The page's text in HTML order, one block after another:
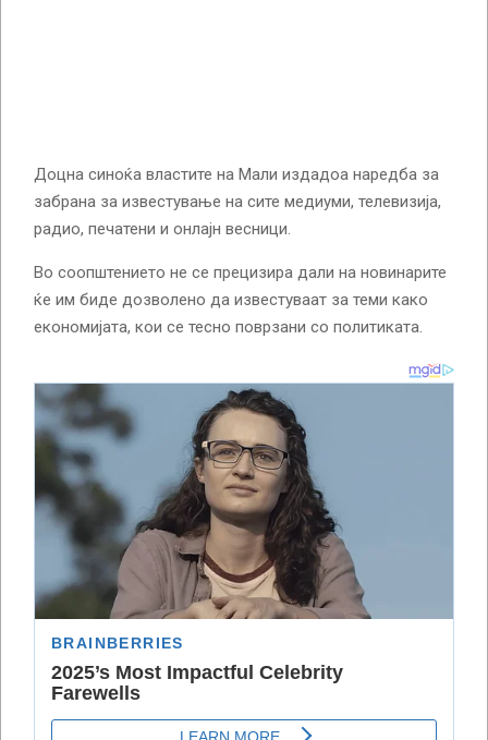
Доцна синоќа властите на Мали издадоа наредба за
забрана за известување на сите медиуми, телевизија,
радио, печатени и онлајн весници.
Во соопштението не се прецизира дали на новинарите
ќе им биде дозволено да известуваат за теми како
економијата, кои се тесно поврзани со политиката.